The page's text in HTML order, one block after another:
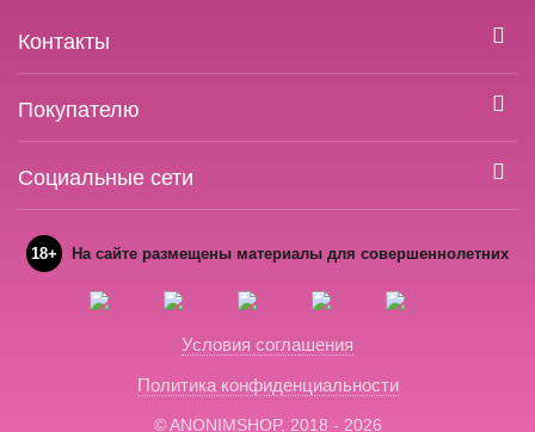
Контакты
Покупателю
Социальные сети
18+ На сайте размещены материалы для совершеннолетних
Условия соглашения
Политика конфиденциальности
© ANONIMSHOP, 2018 - 2026